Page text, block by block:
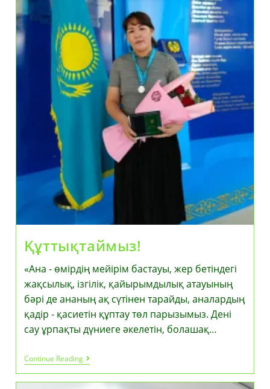
Құттықтаймыз!
«Ана - өмірдің мейірім бастауы, жер бетіндегі
жақсылық, ізгілік, қайырымдылық атауының
бәрі де ананың ақ сүтінен тарайды, аналардың
қадір - қасиетін құптау төл парызымыз. Дені
сау ұрпақты дүниеге әкелетін, болашақ…
Continue ReadingҚұттықтаймыз!